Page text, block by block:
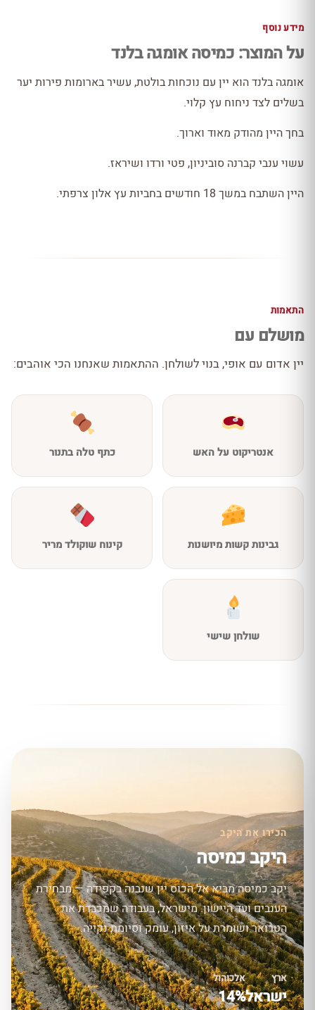
מידע נוסף
על המוצר: כמיסה אומגה בלנד
אומגה בלנד הוא יין עם נוכחות בולטת, עשיר בארומות פירות יער
בשלים לצד ניחוח עץ קלוי.
בחך היין מהודק מאוד וארוך.
עשוי ענבי קברנה סוביניון, פטי ורדו ושיראז.
היין השתבח במשך 18 חודשים בחביות עץ אלון צרפתי.
התאמות
מושלם עם
יין אדום עם אופי, בנוי לשולחן. ההתאמות שאנחנו הכי אוהבים:
אנטריקוט על האש כתף טלה בתנור
גבינות קשות מיושנות קינוח שוקולד מריר
שולחן שישי
הכירו את היקב
היקב כמיסה
יקב כמיסה מביא אל הכוס יין שנבנה בקפידה — מבחירת
הענבים ועד היישון. מישראל, בעבודה שמכבדת את
הטרואר ושומרת על איזון, עומק וסיומת נקייה.
ארץ
ישראל
אלכוהול
14%